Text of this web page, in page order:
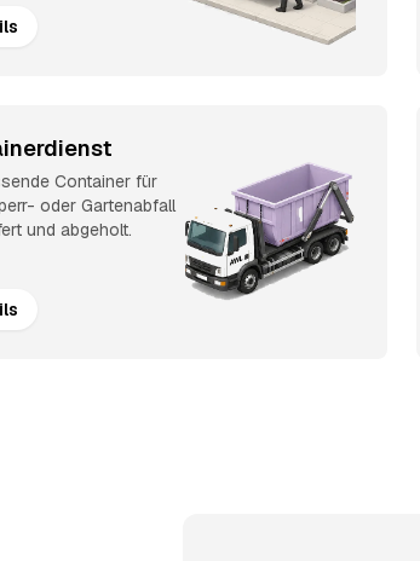
Container für
oder Gartenabfall
und abgeholt.